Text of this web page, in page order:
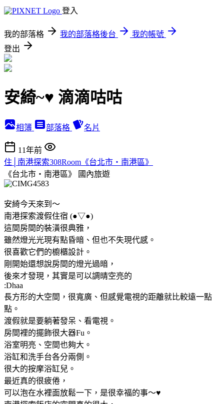
登入
我的部落格 我的部落格後台
我的帳號
登出
安綺~♥ 滴滴咕咕
相簿 部落格 名片
11年前
住│南港探索308Room《台北市‧南港區》
《台北市‧南港區》
國內旅遊
安綺今天來到～
南港探索渡假住宿 (●▽●)
這間房間的裝潢很典雅，
雖然燈光光現有點昏暗、但也不失現代感。
很喜歡它們的櫥櫃設計。
剛開始還想說房間的燈光過暗，
後來才發現，其實是可以調晴空亮的
:Dhaa
長方形的大空間，很寬廣、但感覺電視的距離就比較遠一點
點。
渡假就是要躺著發呆、看電視。
房間裡的擺飾很大器Fu。
浴室明亮、空間也夠大。
浴缸和洗手台各分兩側。
很大的按摩浴缸兒。
最近真的很疲倦，
可以泡在水裡面放鬆一下，是很幸福的事～♥